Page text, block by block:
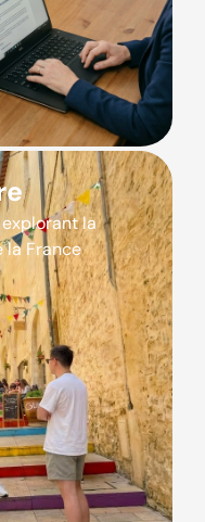
la
la France